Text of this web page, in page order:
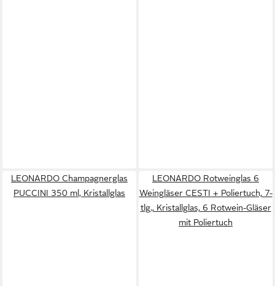
LEONARDO Champagnerglas
PUCCINI 350 ml, Kristallglas
LEONARDO Rotweinglas 6
Weingläser CESTI + Poliertuch, 7-
tlg., Kristallglas, 6 Rotwein-Gläser
mit Poliertuch